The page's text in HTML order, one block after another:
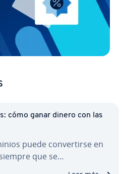
cómo ganar dinero con las
puede co­n­ve­r­ti­r­se en
que se…